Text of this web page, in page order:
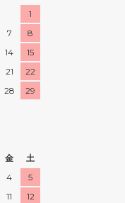
1
7
8
14
15
21
22
28
29
金
土
4
5
11
12